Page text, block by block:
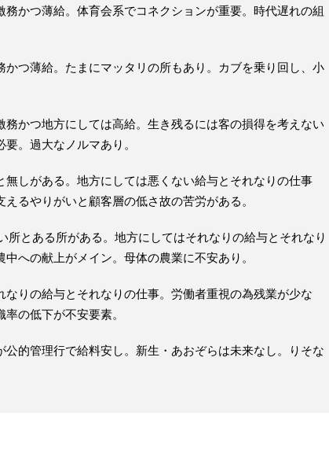
かつ薄給。体育会系でコネクションが重要。時代遅れの組
つ薄給。たまにマッタリの所もあり。カブを乗り回し、小
かつ地方にしては高給。生き残るには客の損得を考えない
。過大なノルマあり。
しがある。地方にしては悪くない給与とそれなりの仕事
るやりがいと顧客層の低さ故の苦労がある。
とある所がある。地方にしてはそれなりの給与とそれなり
への献上がメイン。母体の農業に不安あり。
りの給与とそれなりの仕事。労働者重視の為残業が少な
の低下が不安要素。
的管理行で給料安し。新生・あおぞらは未来なし。りそな